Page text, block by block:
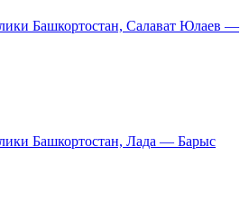
Башкортостан, Салават Юлаев —
Башкортостан, Лада — Барыс